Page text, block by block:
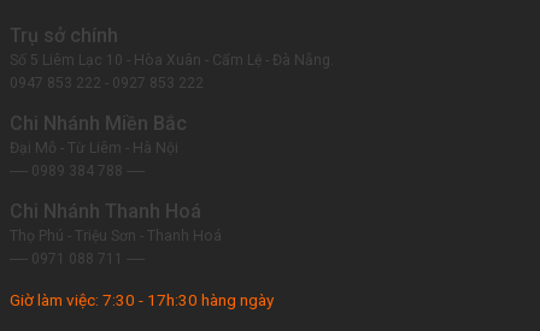
Trụ sở chính
Số 5 Liêm Lạc 10 - Hòa Xuân - Cẩm Lệ - Đà Nẵng.
0947 853 222 - 0927 853 222
Chi Nhánh Miền Bắc
Đại Mỗ - Từ Liêm - Hà Nội
----- 0989 384 788 -----
Chi Nhánh Thanh Hoá
Thọ Phú - Triệu Sơn - Thanh Hoá
----- 0971 088 711 -----
Giờ làm việc: 7:30 - 17h:30 hàng ngày